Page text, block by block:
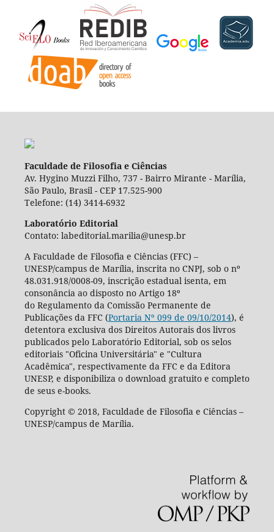
Faculdade de Filosofia e Ciências
Av. Hygino Muzzi Filho, 737 - Bairro Mirante - Marília,
São Paulo, Brasil - CEP 17.525-900
Telefone: (14) 3414-6932
Laboratório Editorial
Contato: labeditorial.marilia@unesp.br
A Faculdade de Filosofia e Ciências (FFC) –
UNESP/campus de Marília, inscrita no CNPJ, sob o nº
48.031.918/0008-09, inscrição estadual isenta, em
consonância ao disposto no Artigo 18º
do Regulamento da Comissão Permanente de
Publicações da FFC (Portaria Nº 099 de 09/10/2014), é
detentora exclusiva dos Direitos Autorais dos livros
publicados pelo Laboratório Editorial, sob os selos
editoriais "Oficina Universitária" e "Cultura
Acadêmica", respectivamente da FFC e da Editora
UNESP, e disponibiliza o download gratuito e completo
de seus e-books.
Copyright © 2018, Faculdade de Filosofia e Ciências –
UNESP/campus de Marília.